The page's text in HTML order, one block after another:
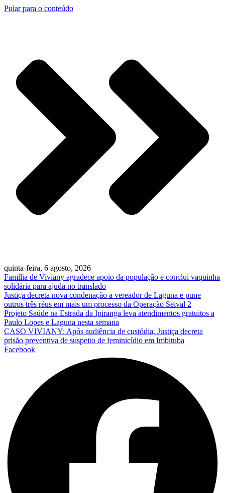
Pular para o conteúdo
quinta-feira, 6 agosto, 2026
Família de Viviany agradece apoio da população e conclui vaquinha
solidária para ajuda no translado
Justiça decreta nova condenação a vereador de Laguna e pune
outros três réus em mais um processo da Operação Seival 2
Projeto Saúde na Estrada da Ipiranga leva atendimentos gratuitos a
Paulo Lopes e Laguna nesta semana
CASO VIVIANY: Após audiência de custódia, Justiça decreta
prisão preventiva de suspeito de feminicídio em Imbituba
Facebook